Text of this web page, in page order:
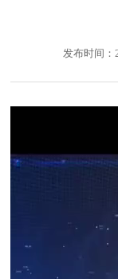
发布时间